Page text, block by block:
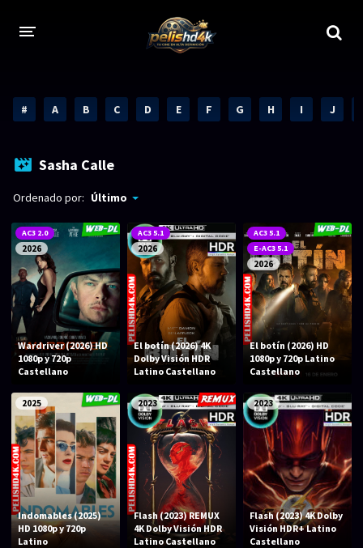
1080p 1080p Full HD
2160p REMUX 4K
720p
h265 HEVC 1080p REMUX
Bluray Completos
GÉNEROS
Acción Animación
Aventura Ciencia ficción
Comedia Crimen
Terror Drama
Familia Suspenso
Fantástico Romance
# A B C D E F G H I J
Sasha Calle
Ordenado por: Último
AC3 2.0
2026
Wardriver (2026) HD
1080p y 720p
Castellano
AC3 5.1
2026
El botín (2026) 4K
Dolby Visión HDR
Latino Castellano
AC3 5.1
E-AC3 5.1
2026
El botín (2026) HD
1080p y 720p Latino
Castellano
2025
Indomables (2025)
HD 1080p y 720p
Latino
2023
Flash (2023) REMUX
4K Dolby Visión HDR
Latino Castellano
2023
Flash (2023) 4K Dolby
Visión HDR+ Latino
Castellano